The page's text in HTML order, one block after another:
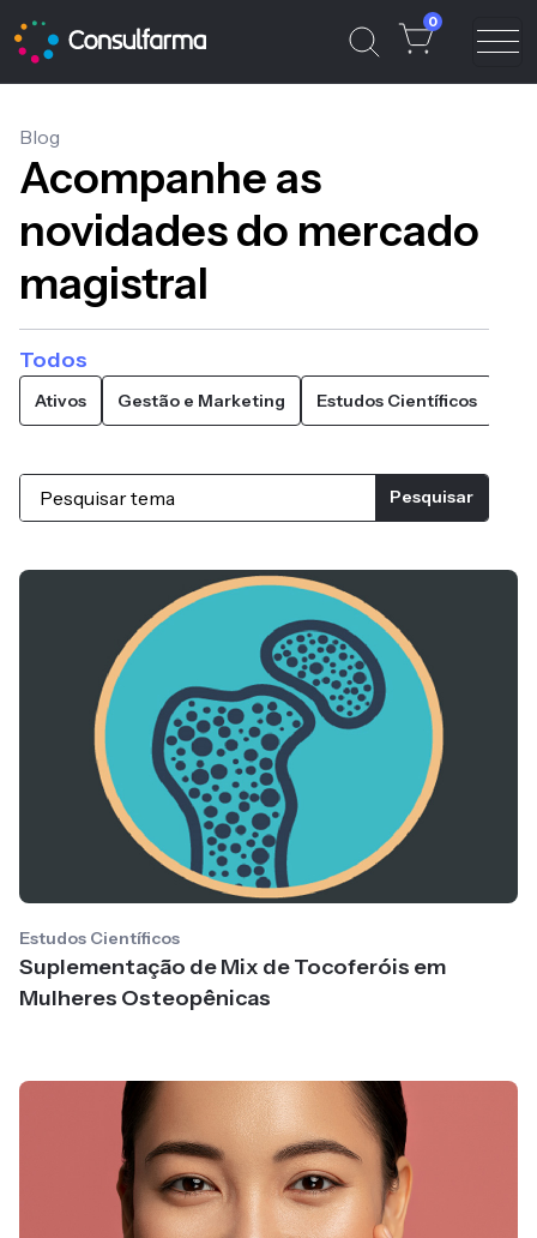
0
Blog
Acompanhe as
novidades do mercado
magistral
Todos
Ativos Gestão e Marketing Estudos Científicos
Pesquisar
Estudos Científicos
Suplementação de Mix de Tocoferóis em
Mulheres Osteopênicas